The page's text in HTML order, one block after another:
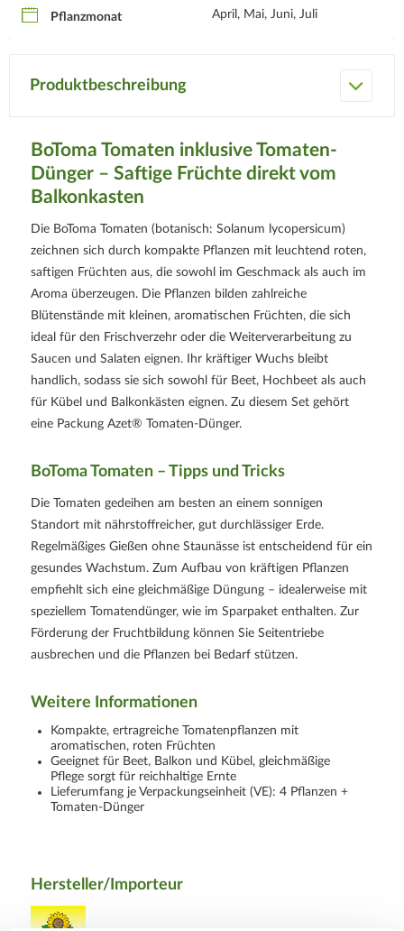
Pflanzmonat April, Mai, Juni, Juli
Produktbeschreibung
BoToma Tomaten inklusive Tomaten-
Dünger – Saftige Früchte direkt vom
Balkonkasten
Die BoToma Tomaten (botanisch: Solanum lycopersicum)
zeichnen sich durch kompakte Pflanzen mit leuchtend roten,
saftigen Früchten aus, die sowohl im Geschmack als auch im
Aroma überzeugen. Die Pflanzen bilden zahlreiche
Blütenstände mit kleinen, aromatischen Früchten, die sich
ideal für den Frischverzehr oder die Weiterverarbeitung zu
Saucen und Salaten eignen. Ihr kräftiger Wuchs bleibt
handlich, sodass sie sich sowohl für Beet, Hochbeet als auch
für Kübel und Balkonkästen eignen. Zu diesem Set gehört
eine Packung Azet® Tomaten-Dünger.
BoToma Tomaten – Tipps und Tricks
Die Tomaten gedeihen am besten an einem sonnigen
Standort mit nährstoffreicher, gut durchlässiger Erde.
Regelmäßiges Gießen ohne Staunässe ist entscheidend für ein
gesundes Wachstum. Zum Aufbau von kräftigen Pflanzen
empfiehlt sich eine gleichmäßige Düngung – idealerweise mit
speziellem Tomatendünger, wie im Sparpaket enthalten. Zur
Förderung der Fruchtbildung können Sie Seitentriebe
ausbrechen und die Pflanzen bei Bedarf stützen.
Weitere Informationen
Kompakte, ertragreiche Tomatenpflanzen mit
aromatischen, roten Früchten
Geeignet für Beet, Balkon und Kübel, gleichmäßige
Pflege sorgt für reichhaltige Ernte
Lieferumfang je Verpackungseinheit (VE): 4 Pflanzen +
Tomaten-Dünger
Hersteller/Importeur